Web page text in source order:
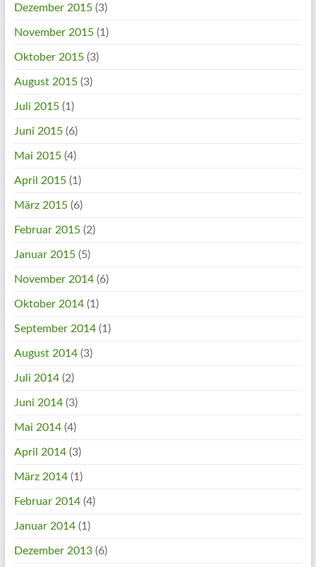
Dezember 2015(3)
November 2015(1)
Oktober 2015(3)
August 2015(3)
Juli 2015(1)
Juni 2015(6)
Mai 2015(4)
April 2015(1)
März 2015(6)
Februar 2015(2)
Januar 2015(5)
November 2014(6)
Oktober 2014(1)
September 2014(1)
August 2014(3)
Juli 2014(2)
Juni 2014(3)
Mai 2014(4)
April 2014(3)
März 2014(1)
Februar 2014(4)
Januar 2014(1)
Dezember 2013(6)